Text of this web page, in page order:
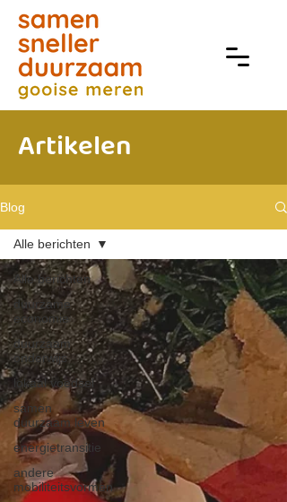
Artikelen
Blog
Alle berichten
duurzame
economie
duurzaam
onderwijs
lokaal voedsel
samen
duurzaam leven
energietransitie
andere
mobiliteitsvormen
Alle berichten